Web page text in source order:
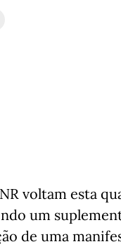
voltam esta
um
de uma